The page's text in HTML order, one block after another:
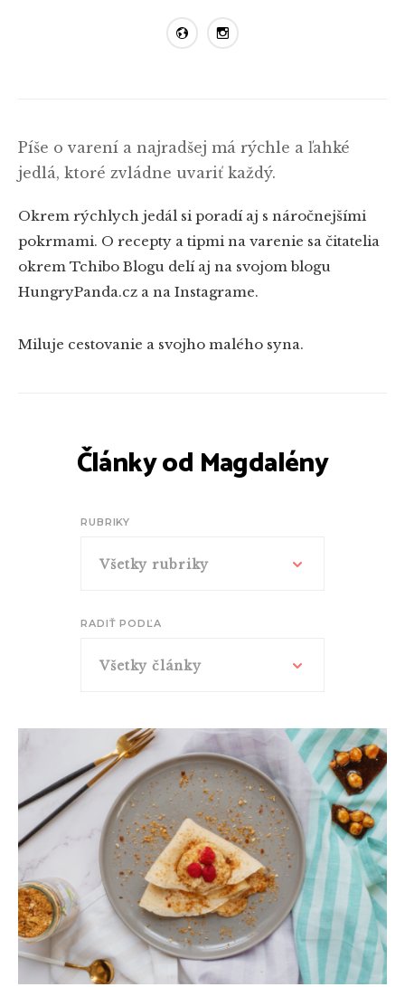
Píše o varení a najradšej má rýchle a ľahké
jedlá, ktoré zvládne uvariť každý.
Okrem rýchlych jedál si poradí aj s náročnejšími
pokrmami. O recepty a tipmi na varenie sa čitatelia
okrem Tchibo Blogu delí aj na svojom blogu
HungryPanda.cz a na Instagrame.
Miluje cestovanie a svojho malého syna.
Články od Magdalény
RUBRIKY
Všetky rubriky
RADIŤ PODĽA
Všetky články